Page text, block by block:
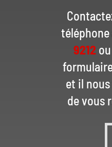
téléphone
9212ou
et il
de vous